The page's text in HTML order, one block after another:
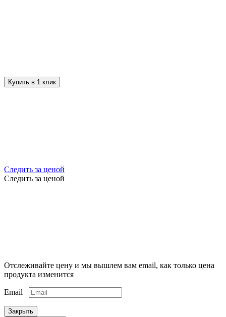
Купить в 1 клик
Следить за ценой
Следить за ценой
Отслеживайте цену и мы вышлем вам email, как только цена
продукта изменится
Email
Закрыть